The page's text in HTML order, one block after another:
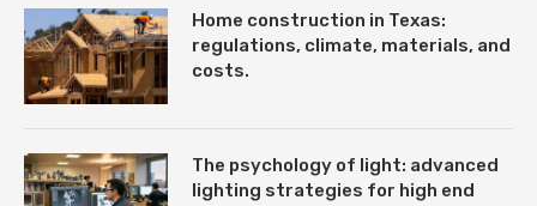
Home construction in Texas:
regulations, climate, materials, and
costs.
The psychology of light: advanced
lighting strategies for high end